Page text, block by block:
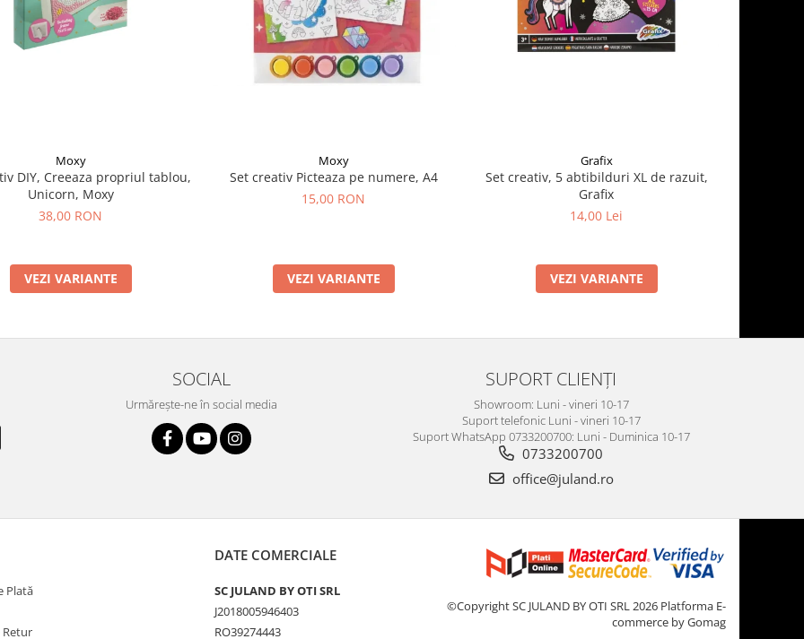
Moxy
DIY, Creeaza propriul tablou,
Unicorn, Moxy
38,00 RON
VEZI VARIANTE
Moxy
Set creativ Picteaza pe numere, A4
15,00 RON
VEZI VARIANTE
Grafix
Set creativ, 5 abtibilduri XL de razuit,
Grafix
14,00 Lei
VEZI VARIANTE
SOCIAL
Urmărește-ne în social media
SUPORT CLIENȚI
Showroom: Luni - vineri 10-17
Suport telefonic Luni - vineri 10-17
Suport WhatsApp 0733200700: Luni - Duminica 10-17
0733200700
office@juland.ro
Plată
Retur
DATE COMERCIALE
SC JULAND BY OTI SRL
J2018005946403
RO39274443
©Copyright SC JULAND BY OTI SRL 2026 Platforma E-
commerce by Gomag